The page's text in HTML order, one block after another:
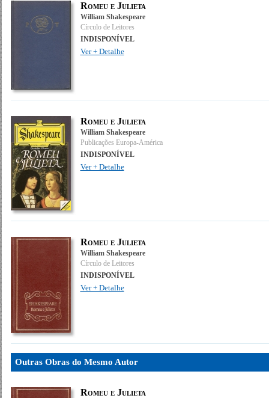
Romeu e Julieta
William Shakespeare
Círculo de Leitores
INDISPONÍVEL
Ver + Detalhe
Romeu e Julieta
William Shakespeare
Publicações Europa-América
INDISPONÍVEL
Ver + Detalhe
Romeu e Julieta
William Shakespeare
Círculo de Leitores
INDISPONÍVEL
Ver + Detalhe
Outras Obras do Mesmo Autor
Romeu e Julieta